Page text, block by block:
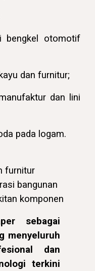
bengkel otomotif
dan furnitur;
dan lini
pada logam.
furnitur
bangunan
komponen
sebagai
menyeluruh
dan
terkini